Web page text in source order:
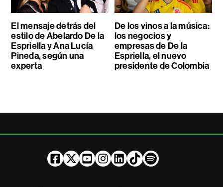
El mensaje detrás del
estilo de Abelardo De la
Espriella y Ana Lucía
Pineda, según una
experta
De los vinos a la música:
los negocios y
empresas de De la
Espriella, el nuevo
presidente de Colombia